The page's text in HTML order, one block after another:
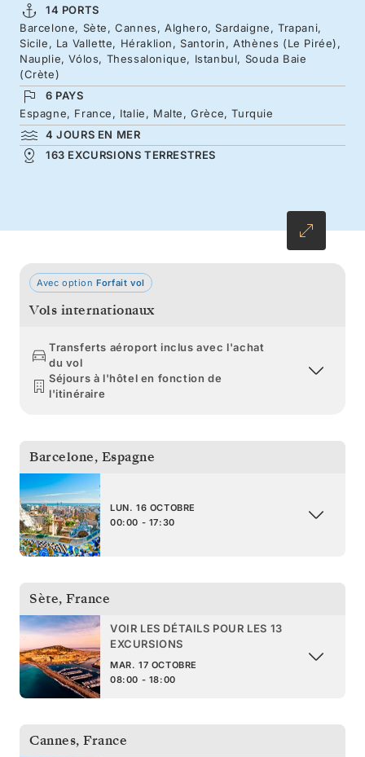
vous séduire par le glamour de la Riviera et ses
eaux scintillantes, des îles au carrefour des
civilisations et les chefs-d’œuvre de la mer
Égée, comme Santorin. Puis rejoignez Athènes
et l’appel irrésistible de la Grèce, de son
histoire et de ses îles, avant un final de deux
jours là où l’Europe rencontre l’Asie.
14 PORTS
Barcelone, Sète, Cannes, Alghero, Sardaigne, Trapani,
Sicile, La Vallette, Héraklion, Santorin, Athènes (Le Pirée),
Nauplie, Vólos, Thessalonique, Istanbul, Souda Baie
(Crète)
6 PAYS
Espagne, France, Italie, Malte, Grèce, Turquie
4 JOURS EN MER
163 EXCURSIONS TERRESTRES
Avec option Forfait vol
Vols internationaux
Transferts aéroport inclus avec l'achat
du vol
Séjours à l'hôtel en fonction de
l'itinéraire
Barcelone, Espagne
LUN. 16 OCTOBRE
00:00 - 17:30
Sète, France
VOIR LES DÉTAILS POUR LES 13
EXCURSIONS
MAR. 17 OCTOBRE
08:00 - 18:00
Cannes, France